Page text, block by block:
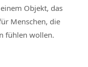
Objekt, das
Menschen, die
fühlen wollen.